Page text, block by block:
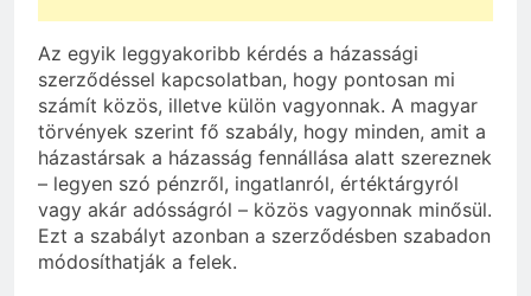
Az egyik leggyakoribb kérdés a házassági
szerződéssel kapcsolatban, hogy pontosan mi
számít közös, illetve külön vagyonnak. A magyar
törvények szerint fő szabály, hogy minden, amit a
házastársak a házasság fennállása alatt szereznek
– legyen szó pénzről, ingatlanról, értéktárgyról
vagy akár adósságról – közös vagyonnak minősül.
Ezt a szabályt azonban a szerződésben szabadon
módosíthatják a felek.